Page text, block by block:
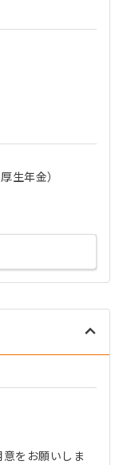
生年金）
をお願いしま